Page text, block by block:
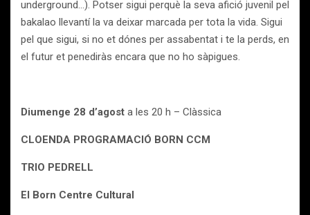
underground…). Potser sigui perquè la seva afició juvenil pel
bakalao llevantí la va deixar marcada per tota la vida. Sigui
pel que sigui, si no et dónes per assabentat i te la perds, en
el futur et penediràs encara que no ho sàpigues.
Diumenge 28 d’agost a les 20 h – Clàssica
CLOENDA PROGRAMACIÓ BORN CCM
TRIO PEDRELL
El Born Centre Cultural